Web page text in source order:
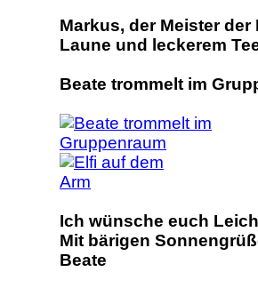
Markus, der Meister
Laune und leckerem
Beate trommelt im
Ich wünsche euch
Mit bärigen
Beate